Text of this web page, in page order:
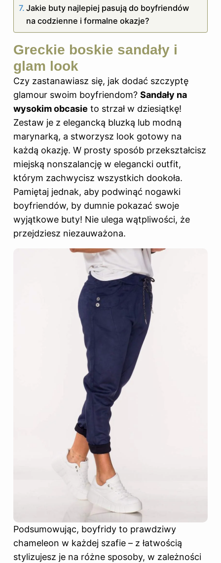
Jakie buty najlepiej pasują do boyfriendów
na codzienne i formalne okazje?
Greckie boskie sandały i
glam look
Czy zastanawiasz się, jak dodać szczyptę
glamour swoim boyfriendom? Sandały na
wysokim obcasie to strzał w dziesiątkę!
Zestaw je z elegancką bluzką lub modną
marynarką, a stworzysz look gotowy na
każdą okazję. W prosty sposób przekształcisz
miejską nonszalancję w elegancki outfit,
którym zachwycisz wszystkich dookoła.
Pamiętaj jednak, aby podwinąć nogawki
boyfriendów, by dumnie pokazać swoje
wyjątkowe buty! Nie ulega wątpliwości, że
przejdziesz niezauważona.
Podsumowując, boyfridy to prawdziwy
chameleon w każdej szafie – z łatwością
stylizujesz je na różne sposoby, w zależności